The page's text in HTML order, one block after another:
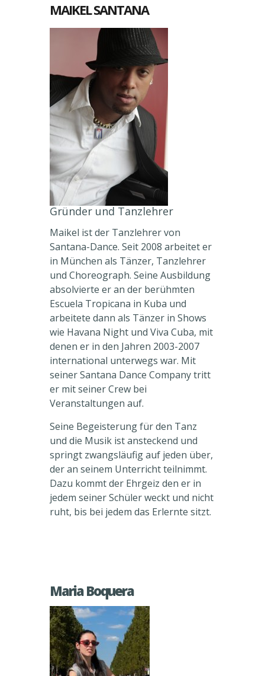
MAIKEL SANTANA
Gründer und Tanzlehrer
Maikel ist der Tanzlehrer von
Santana-Dance. Seit 2008 arbeitet er
in München als Tänzer, Tanzlehrer
und Choreograph. Seine Ausbildung
absolvierte er an der berühmten
Escuela Tropicana in Kuba und
arbeitete dann als Tänzer in Shows
wie Havana Night und Viva Cuba, mit
denen er in den Jahren 2003-2007
international unterwegs war. Mit
seiner Santana Dance Company tritt
er mit seiner Crew bei
Veranstaltungen auf.
Seine Begeisterung für den Tanz
und die Musik ist ansteckend und
springt zwangsläufig auf jeden über,
der an seinem Unterricht teilnimmt.
Dazu kommt der Ehrgeiz den er in
jedem seiner Schüler weckt und nicht
ruht, bis bei jedem das Erlernte sitzt.
Maria Boquera